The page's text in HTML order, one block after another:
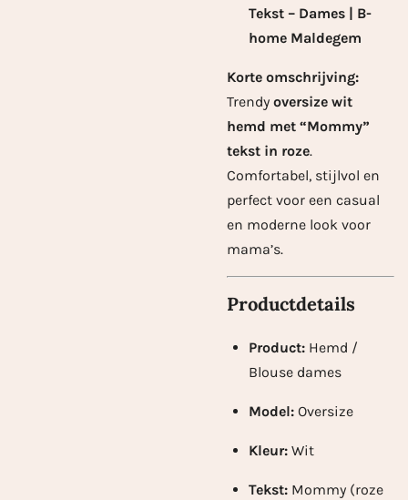
Tekst – Dames | B-
home Maldegem
Korte omschrijving:
Trendy oversize wit
hemd met “Mommy”
tekst in roze.
Comfortabel, stijlvol en
perfect voor een casual
en moderne look voor
mama’s.
Productdetails
Product: Hemd /
Blouse dames
Model: Oversize
Kleur: Wit
Tekst: Mommy (roze